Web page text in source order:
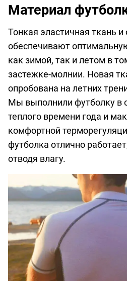
Материал
Тонкая эластичная ткань
обеспечивают
как зимой, так и летом в
застежке-молнии. Новая
опробована на летних
Мы выполнили футболку в
теплого времени года и
комфортной
футболка отлично
отводя влагу.